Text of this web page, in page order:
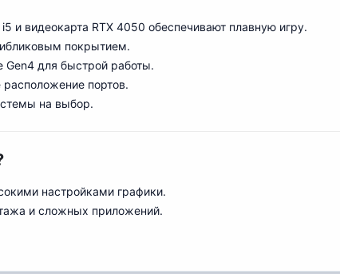
и видеокарта RTX 4050 обеспечивают плавную игру.
покрытием.
Gen4 для быстрой работы.
расположение портов.
на выбор.
настройками графики.
и сложных приложений.